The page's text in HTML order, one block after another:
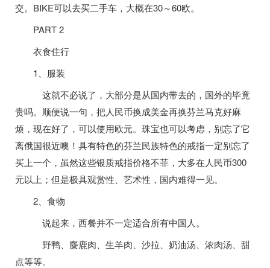
交。BIKE可以去买二手车，大概在30～60欧。
PART 2
衣食住行
1、服装
这就不必说了，大部分是从国内带去的，国外的毕竟
贵吗。顺便说一句，把人民币换成美金再换芬兰马克好麻
烦，现在好了，可以使用欧元。珠宝也可以考虑，别忘了它
离俄国很近噢！具有特色的芬兰民族特色的戒指一定别忘了
买上一个，虽然这些银质戒指价格不菲，大多在人民币300
元以上；但是极具观赏性、艺术性，国内难得一见。
2、食物
说起来，西餐并不一定适合所有中国人。
野鸭、麋鹿肉、生羊肉、沙拉、奶油汤、浓肉汤、甜
点等等。